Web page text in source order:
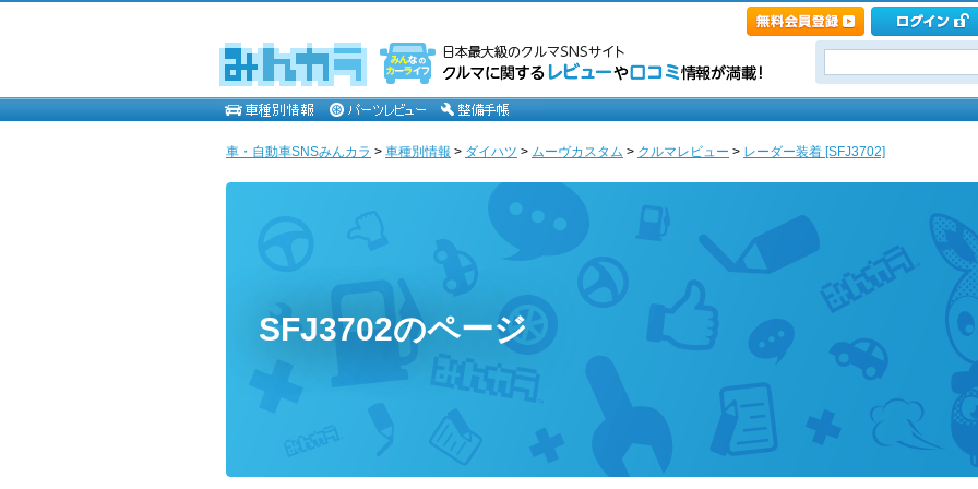
車・自動車SNSみんカラ > 車種別情報 > ダイハツ > ムーヴカスタム > クルマレビュー > レーダー装着 [SFJ3702]
SFJ3702のページ